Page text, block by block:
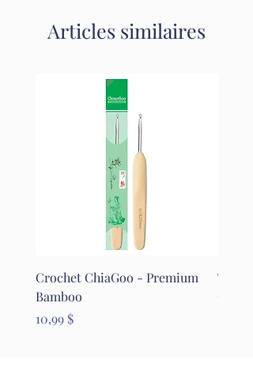
Articles similaires
Crochet ChiaGoo - Premium
Bamboo
Prix
10,99 $
Tapis
Clover